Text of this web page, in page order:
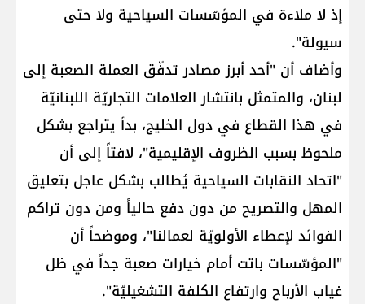
إذ لا ملاءة في المؤسّسات السياحية ولا حتى
سيولة".
وأضاف أن "أحد أبرز مصادر تدفّق العملة الصعبة إلى
لبنان، والمتمثل بانتشار العلامات التجاريّة اللبنانيّة
في هذا القطاع في دول الخليج، بدأ يتراجع بشكل
ملحوظ بسبب الظروف الإقليمية"، لافتاً إلى أن
"اتحاد النقابات السياحية يُطالب بشكل عاجل بتعليق
المهل والتصريح من دون دفع حالياً ومن دون تراكم
الفوائد لإعطاء الأولويّة لعمالنا"، وموضحاً أن
"المؤسّسات باتت أمام خيارات صعبة جداً في ظل
غياب الأرباح وارتفاع الكلفة التشغيليّة".